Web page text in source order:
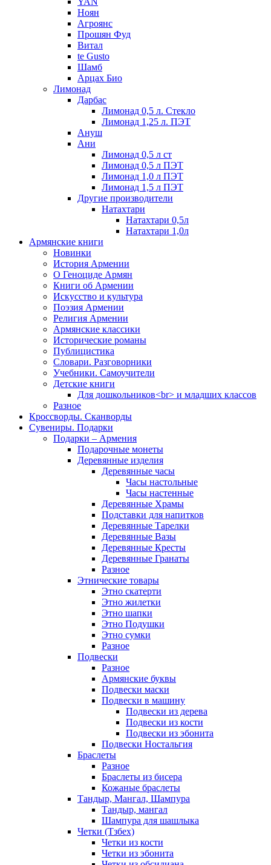
Ноян
Агроянс
Прошян Фуд
Витал
te Gusto
Шамб
Арцах Био
Лимонад
Дарбас
Лимонад 0,5 л. Стекло
Лимонад 1,25 л. ПЭТ
Ануш
Ани
Лимонад 0,5 л ст
Лимонад 0,5 л ПЭТ
Лимонад 1,0 л ПЭТ
Лимонад 1,5 л ПЭТ
Другие производители
Натахтари
Натахтари 0,5л
Натахтари 1,0л
Армянские книги
Новинки
История Армении
О Геноциде Армян
Книги об Армении
Иcкусство и культура
Поэзия Армении
Религия Армении
Армянские классики
Исторические романы
Публицистика
Словари. Разговорники
Учебники. Самоучители
Детские книги
Для дошкольников<br> и младших классов
Разное
Кроссворды. Сканворды
Сувениры. Подарки
Подарки – Армения
Подарочные монеты
Деревянные изделия
Деревянные часы
Часы настольные
Часы настенные
Деревянные Храмы
Подставки для напитков
Деревянные Тарелки
Деревянные Вазы
Деревянные Кресты
Деревянные Гранаты
Разное
Этнические товары
Этно скатерти
Этно жилетки
Этно шапки
Этно Подушки
Этно сумки
Разное
Подвески
Разное
Армянские буквы
Подвески маски
Подвески в машину
Подвески из дерева
Подвески из кости
Подвески из эбонита
Подвески Ностальгия
Браслеты
Разное
Браслеты из бисера
Кожаные браслеты
Тандыр, Мангал, Шампура
Тандыр, мангал
Шампура для шашлыка
Четки (Тзбех)
Четки из кости
Четки из эбонита